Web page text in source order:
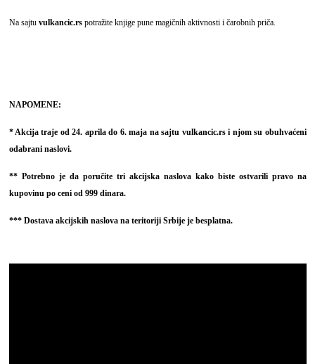
Na sajtu vulkancic.rspotražite knjige pune magičnih aktivnosti i čarobnih priča.
NAPOMENE:
* Akcija traje od 24. aprila do 6. maja na sajtu vulkancic.rsi njom su obuhvaćeni
odabrani naslovi.
** Potrebno je da poručite tri akcijska naslova kako biste ostvarili pravo na
kupovinu po ceni od 999 dinara.
*** Dostava akcijskih naslova na teritoriji Srbije je besplatna.